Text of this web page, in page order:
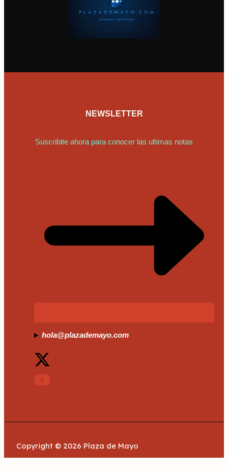
NEWSLETTER
Suscribite ahora para conocer las ultimas notas
hola@plazademayo.com
Copyright © 2026 Plaza de Mayo